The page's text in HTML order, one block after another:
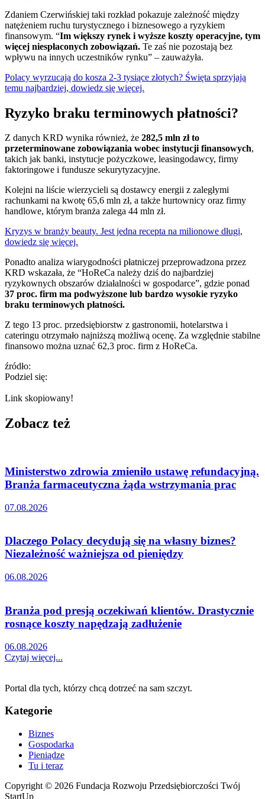
Zdaniem Czerwińskiej taki rozkład pokazuje zależność między
natężeniem ruchu turystycznego i biznesowego a ryzykiem
finansowym. “Im większy rynek i wyższe koszty operacyjne, tym
więcej niespłaconych zobowiązań. Te zaś nie pozostają bez
wpływu na innych uczestników rynku” – zauważyła.
Polacy wyrzucają do kosza 2-3 tysiące złotych? Święta sprzyjają
temu najbardziej, dowiedz się więcej.
Ryzyko braku terminowych płatności?
Z danych KRD wynika również, że 282,5 mln zł to
przeterminowane zobowiązania wobec instytucji finansowych,
takich jak banki, instytucje pożyczkowe, leasingodawcy, firmy
faktoringowe i fundusze sekurytyzacyjne.
Kolejni na liście wierzycieli są dostawcy energii z zaległymi
rachunkami na kwotę 65,6 mln zł, a także hurtownicy oraz firmy
handlowe, którym branża zalega 44 mln zł.
Kryzys w branży beauty. Jest jedna recepta na milionowe długi,
dowiedz się więcej.
Ponadto analiza wiarygodności płatniczej przeprowadzona przez
KRD wskazała, że “HoReCa należy dziś do najbardziej
ryzykownych obszarów działalności w gospodarce”, gdzie ponad
37 proc. firm ma podwyższone lub bardzo wysokie ryzyko
braku terminowych płatności.
Z tego 13 proc. przedsiębiorstw z gastronomii, hotelarstwa i
cateringu otrzymało najniższą możliwą ocenę. Za względnie stabilne
finansowo można uznać 62,3 proc. firm z HoReCa.
źródło:
Podziel się:
Link skopiowany!
Zobacz też
Ministerstwo zdrowia zmieniło ustawę refundacyjną.
Branża farmaceutyczna żąda wstrzymania prac
07.08.2026
Dlaczego Polacy decydują się na własny biznes?
Niezależność ważniejsza od pieniędzy
06.08.2026
Branża pod presją oczekiwań klientów. Drastycznie
rosnące koszty napędzają zadłużenie
06.08.2026
Czytaj więcej...
Portal dla tych, którzy chcą dotrzeć na sam szczyt.
Kategorie
Biznes
Gospodarka
Pieniądze
Tu i teraz
Copyright © 2026 Fundacja Rozwoju Przedsiębiorczości Twój
StartUp